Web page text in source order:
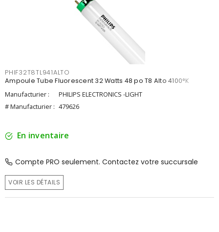
PHIF32T8TL941ALTO
Ampoule Tube Fluorescent 32 Watts 48 po T8 Alto 4100°K
Manufacturier :
PHILIPS ELECTRONICS -LIGHT
# Manufacturier : 479626
En inventaire
Compte PRO seulement. Contactez votre succursale
VOIR LES DÉTAILS